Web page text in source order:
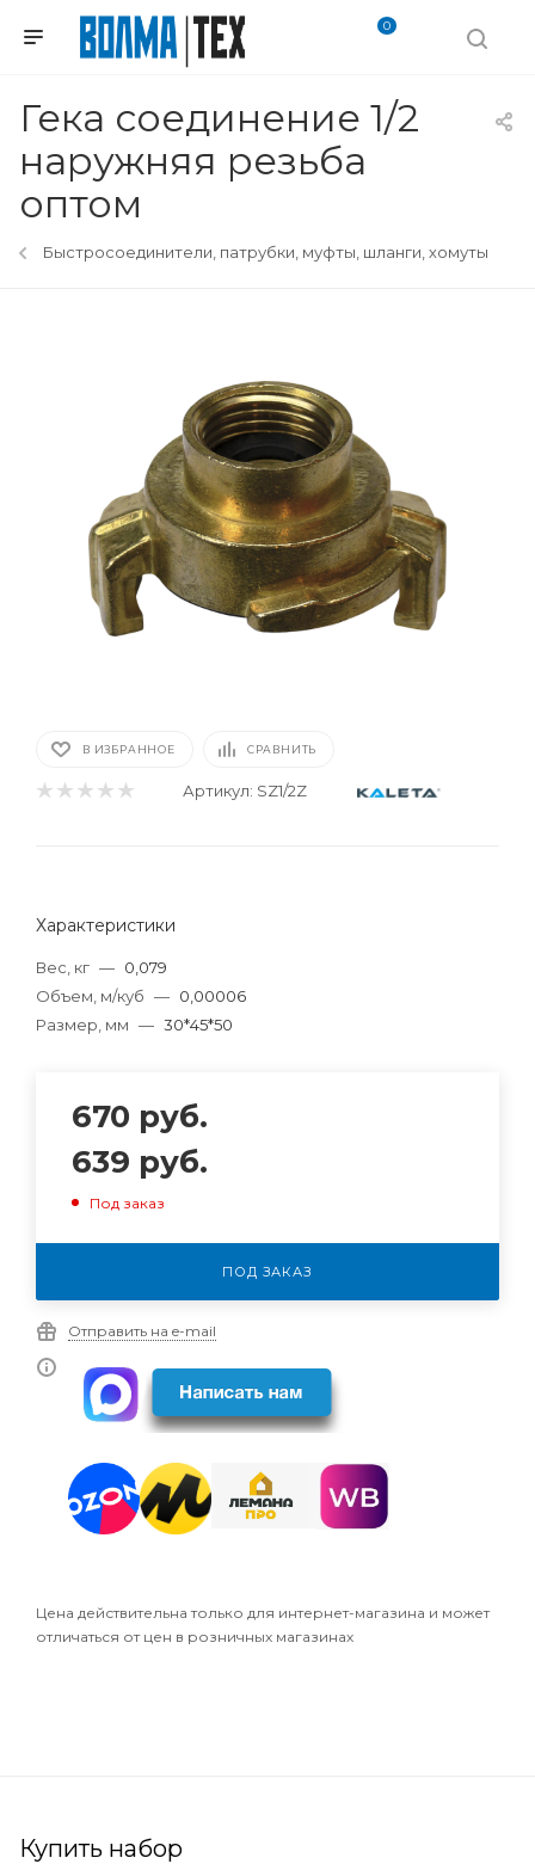
0
Гека соединение 1/2
наружняя резьба
оптом
Быстросоединители, патрубки, муфты, шланги, хомуты
В ИЗБРАННОЕ СРАВНИТЬ
Артикул: SZ1/2Z
Характеристики
Вес, кг — 0,079
Объем, м/куб — 0,00006
Размер, мм — 30*45*50
670 руб.
639 руб.
Под заказ
ПОД ЗАКАЗ
Отправить на e-mail
Цена действительна только для интернет-магазина и может
отличаться от цен в розничных магазинах
Купить набор